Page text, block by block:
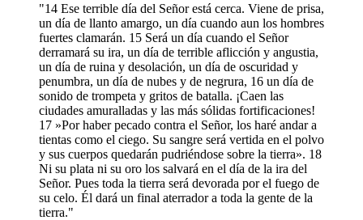
"14 Ese terrible día del Señor está cerca. Viene de prisa,
un día de llanto amargo, un día cuando aun los hombres
fuertes clamarán. 15 Será un día cuando el Señor
derramará su ira, un día de terrible aflicción y angustia,
un día de ruina y desolación, un día de oscuridad y
penumbra, un día de nubes y de negrura, 16 un día de
sonido de trompeta y gritos de batalla. ¡Caen las
ciudades amuralladas y las más sólidas fortificaciones!
17 »Por haber pecado contra el Señor, los haré andar a
tientas como el ciego. Su sangre será vertida en el polvo
y sus cuerpos quedarán pudriéndose sobre la tierra». 18
Ni su plata ni su oro los salvará en el día de la ira del
Señor. Pues toda la tierra será devorada por el fuego de
su celo. Él dará un final aterrador a toda la gente de la
tierra."